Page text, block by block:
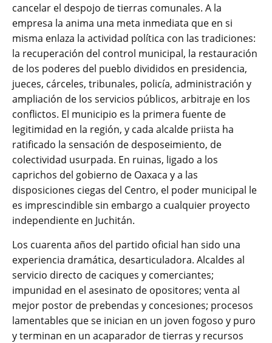
cancelar el despojo de tierras comunales. A la
empresa la anima una meta inmediata que en si
misma enlaza la actividad política con las tradiciones:
la recuperación del control municipal, la restauración
de los poderes del pueblo divididos en presidencia,
jueces, cárceles, tribunales, policía, administración y
ampliación de los servicios públicos, arbitraje en los
conflictos. El municipio es la primera fuente de
legitimidad en la región, y cada alcalde priista ha
ratificado la sensación de desposeimiento, de
colectividad usurpada. En ruinas, ligado a los
caprichos del gobierno de Oaxaca y a las
disposiciones ciegas del Centro, el poder municipal le
es imprescindible sin embargo a cualquier proyecto
independiente en Juchitán.
Los cuarenta años del partido oficial han sido una
experiencia dramática, desarticuladora. Alcaldes al
servicio directo de caciques y comerciantes;
impunidad en el asesinato de opositores; venta al
mejor postor de prebendas y concesiones; procesos
lamentables que se inician en un joven fogoso y puro
y terminan en un acaparador de tierras y recursos